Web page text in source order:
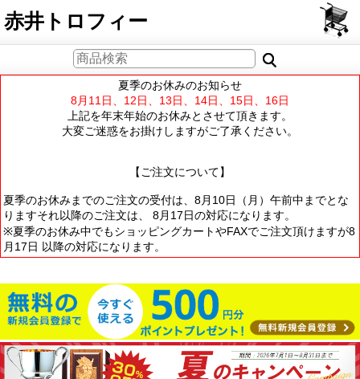
PCサイト
赤井トロフィー
夏季のお休みのお知らせ
8月11日、12日、13日、14日、15日、16日
上記を年末年始のお休みとさせて頂きます。
大変ご迷惑をお掛けしますがご了承ください。
【ご注文について】
夏季のお休みまでのご注文の受付は、8月10日（月）午前中までとな
りますそれ以降のご注文は、 8月17日の対応になります。
※夏季のお休み中でもショッピングカートやFAXでご注文頂けますが8
月17日 以降の対応になります。